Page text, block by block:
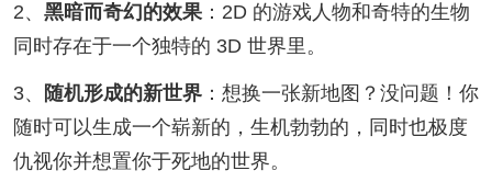
2、 黑暗而奇幻的效果：2D 的游戏人物和奇特的生物
同时存在于一个独特的 3D 世界里。
3、 随机形成的新世界：想换一张新地图？没问题！你
随时可以生成一个崭新的，生机勃勃的，同时也极度
仇视你并想置你于死地的世界。